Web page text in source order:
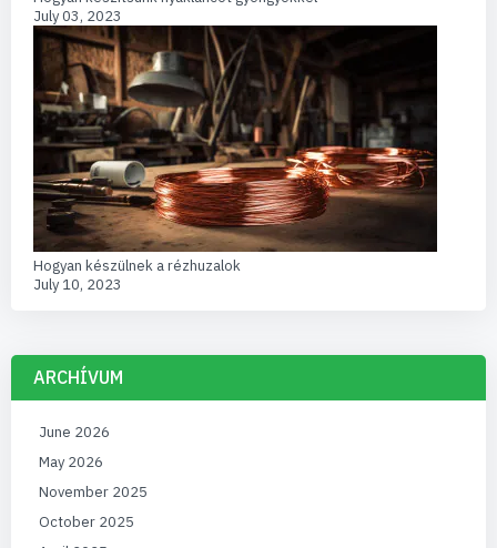
July 03, 2023
Hogyan készülnek a rézhuzalok
July 10, 2023
ARCHÍVUM
June 2026
May 2026
November 2025
October 2025